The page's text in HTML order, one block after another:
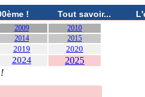
! Tout savoir...
2009
2010
2014 2015
2019 2020
2024
2025
!